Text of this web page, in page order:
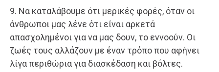
9. Να καταλάβουμε ότι μερικές φορές, όταν οι
άνθρωποι μας λένε ότι είναι αρκετά
απασχολημένοι για να μας δουν, το εννοούν. Οι
ζωές τους αλλάζουν με έναν τρόπο που αφήνει
λίγα περιθώρια για διασκέδαση και βόλτες.